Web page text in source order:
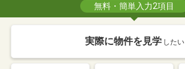
無料・簡単入力2項目
実際に物件を見学 したい